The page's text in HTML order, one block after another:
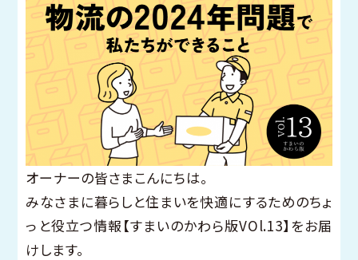
オーナーの皆さまこんにちは。
みなさまに暮らしと住まいを快適にするためのちょ
っと役立つ情報【すまいのかわら版VOl.13】をお届
けします。